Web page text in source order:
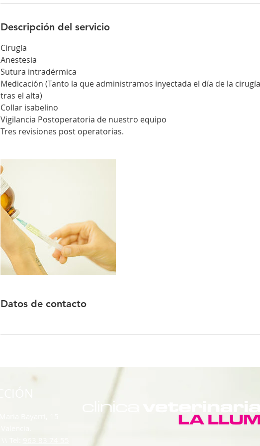
n
Descripción del servicio
Cirugía
Anestesia
Sutura intradérmica
Medicación (Tanto la que administramos inyectada el día de la
tras el alta)
Collar isabelino
Vigilancia Postoperatoria de nuestro equipo
Tres revisiones post operatorias.
Datos de contacto